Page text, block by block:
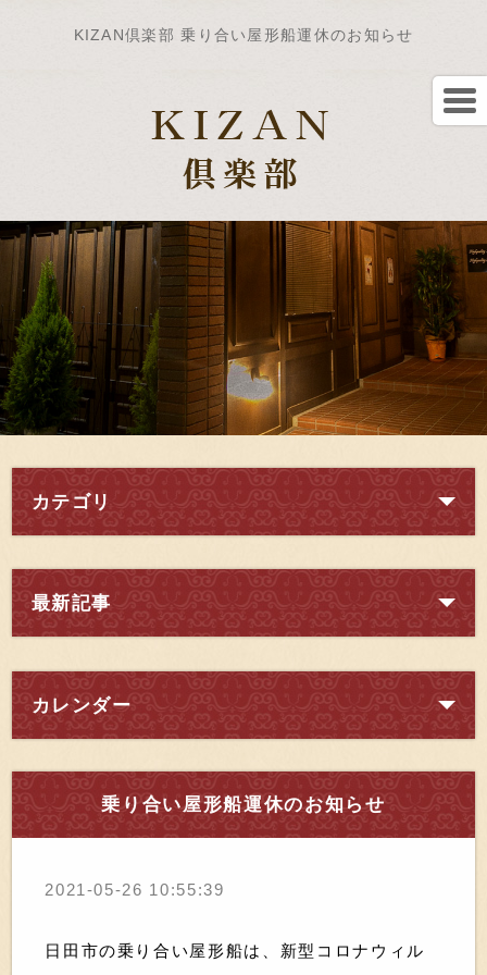
KIZAN倶楽部 乗り合い屋形船運休のお知らせ
カテゴリ
最新記事
カレンダー
乗り合い屋形船運休のお知らせ
2021-05-26 10:55:39
日田市の乗り合い屋形船は、新型コロナウィル